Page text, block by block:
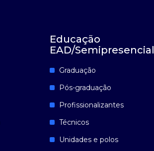
Educação
EAD/Semipresencial
Graduação
Pós-graduação
Profissionalizantes
Técnicos
Unidades e polos